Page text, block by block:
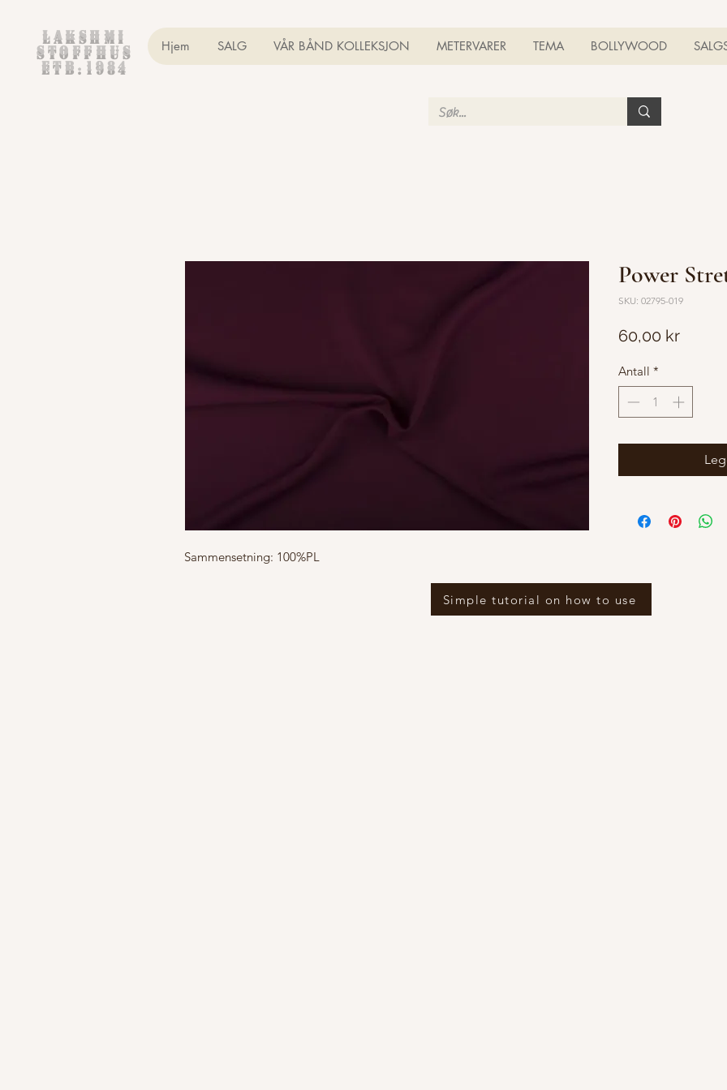
Lakshmi
Stoffhus
etb.1984
Hjem SALG VÅR BÅND KOLLEKSJON METERVARER TEMA BOLLYWOOD
Sammensetning: 100%PL
Power
SKU: 02795-019
60,00 krPris
Antall *
Simple tutorial on how to use